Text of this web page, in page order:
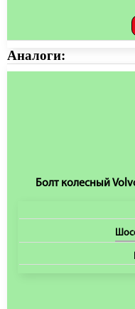
Аналоги:
Болт колесный